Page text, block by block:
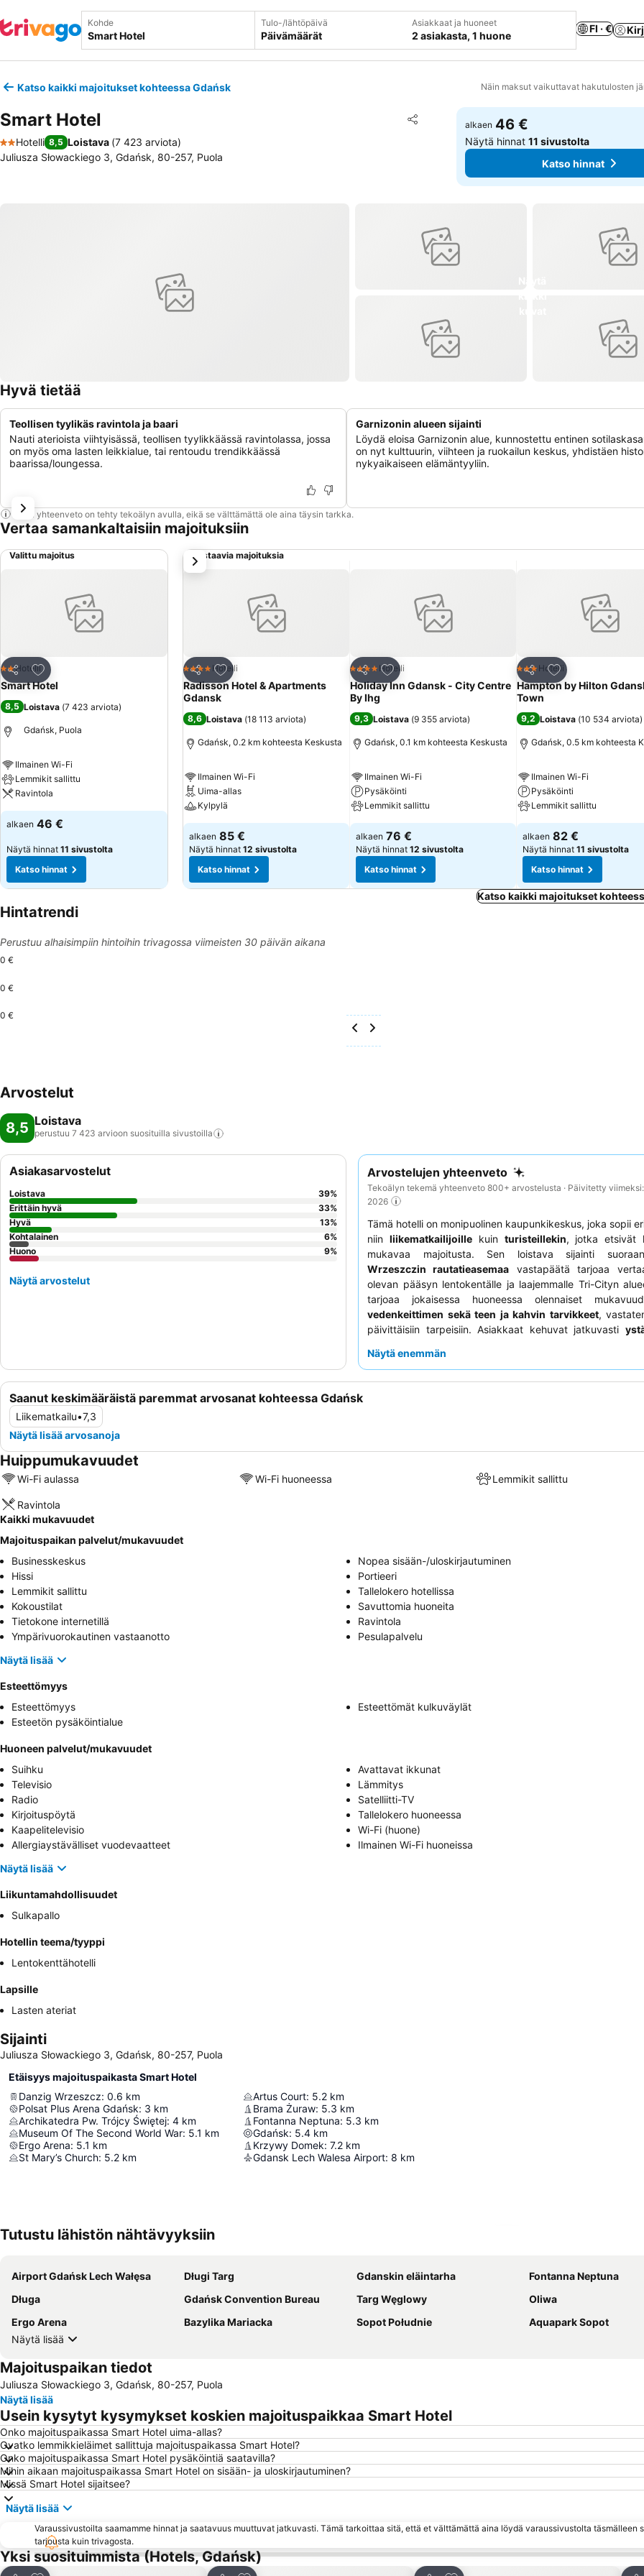
Kohde Tulo-/lähtöpäivä
Päivämäärät
Asiakkaat ja huoneet
2 asiakasta, 1 huone
FI · €
Katso kaikki majoitukset kohteessa Gdańsk Näin maksut vaikuttavat hakutulosten
Smart Hotel Jaa
Lisää suosikkeihin
2 Tähtiluokitus
Hotelli 8,5 Loistava (7 423 arviota)
Juliusza Słowackiego 3, Gdańsk, 80-257, Puola
alkaen 46 €
Näytä hinnat11 sivustolta
Katso hinnat
Hyvä tietää
Teollisen tyylikäs ravintola ja baari
Nauti aterioista viihtyisässä, teollisen tyylikkäässä ravintolassa, jossa
on myös oma lasten leikkialue, tai rentoudu trendikkäässä
baarissa/loungessa.
Garnizonin alueen sijainti
Löydä eloisa Garnizonin alue, kunnostettu entinen
on nyt kulttuurin, viihteen ja ruokailun keskus, yhdistäen
nykyaikaiseen elämäntyyliin.
Tämä yhteenveto on tehty tekoälyn avulla, eikä se välttämättä ole aina täysin tarkka.
Vertaa samankaltaisiin majoituksiin
Valittu majoitus
Jaa
Lisää suosikkeihin
2 Tähtiluokitus
Hotelli
Smart Hotel
8,5 Loistava (7 423 arviota)
Gdańsk, Puola
Ilmainen Wi-Fi
Lemmikit sallittu
Ravintola
alkaen 46 €
Näytä hinnat 11 sivustolta
Katso hinnat
Vastaavia majoituksia
Jaa
Lisää suosikkeihin
4 Tähtiluokitus
Hotelli
Radisson Hotel & Apartments
Gdansk
8,6 Loistava (18 113 arviota)
Gdańsk, 0.2 km kohteesta Keskusta
Ilmainen Wi-Fi
Uima-allas
Kylpylä
alkaen 85 €
Näytä hinnat 12 sivustolta
Katso hinnat
Jaa
Lisää suosikkeihin
4 Tähtiluokitus
Hotelli
Holiday Inn Gdansk - City Centre
By Ihg
9,3 Loistava (9 355 arviota)
Gdańsk, 0.1 km kohteesta Keskusta
Ilmainen Wi-Fi
Pysäköinti
Lemmikit sallittu
alkaen 76 €
Näytä hinnat 12 sivustolta
Katso hinnat
Jaa
Lisää suosikkeihin
3 Tähtiluokitus
Hotelli
Hampton by Hilton
Town
9,2 Loistava (10 534 arviota)
Gdańsk, 0.5 km kohteesta
Ilmainen Wi-Fi
Pysäköinti
Lemmikit sallittu
alkaen 82 €
Näytä hinnat 11 sivustolta
Katso hinnat
seuraava
Katso kaikki majoitukset
Hintatrendi
Perustuu alhaisimpiin hintoihin trivagossa viimeisten 30 päivän aikana
0 €
0 €
0 €
Arvostelut
8,5 Loistava
perustuu 7 423 arvioon suosituilla sivustoilla
Arvostelujen yhteenveto
Tekoälyn tekemä yhteenveto 800+ arvostelusta · Päivitetty
2026
Tämä hotelli on monipuolinen kaupunkikeskus, joka sopii
niin liikematkailijoillekuin turisteillekin, jotka etsivät
mukavaa majoitusta. Sen loistava sijainti
Wrzeszczin rautatieasemaa vastapäätä tarjoaa
olevan pääsyn lentokentälle ja laajemmalle Tri-Cityn
tarjoaa jokaisessa huoneessa olennaiset
vedenkeittimen sekä teen ja kahvin tarvikkeet,
päivittäisiin tarpeisiin. Asiakkaat kehuvat jatkuvasti
aamiaisbuffetia. Rauhallisempaa kokemusta kaipaavien
Näytä enemmän
Saanut keskimääräistä paremmat arvosanat kohteessa Gdańsk
Liikematkailu•7,3
Näytä lisää arvosanoja
Asiakasarvostelut
Loistava 39%
Erittäin hyvä
33%
Hyvä
13%
Kohtalainen
6%
Huono
9%
Näytä arvostelut
Huippumukavuudet
Wi-Fi aulassa Wi-Fi huoneessa Lemmikit sallittu
Ravintola
Kaikki mukavuudet
Majoituspaikan palvelut/mukavuudet
Businesskeskus
Nopea sisään-/uloskirjautuminen
Hissi
Portieeri
Lemmikit sallittu
Tallelokero hotellissa
Kokoustilat
Savuttomia huoneita
Tietokone internetillä
Ravintola
Ympärivuorokautinen vastaanotto
Pesulapalvelu
Näytä lisää
Esteettömyys
Esteettömyys
Esteettömät kulkuväylät
Esteetön pysäköintialue
Huoneen palvelut/mukavuudet
Suihku
Avattavat ikkunat
Televisio
Lämmitys
Radio
Satelliitti-TV
Kirjoituspöytä
Tallelokero huoneessa
Kaapelitelevisio
Wi-Fi (huone)
Allergiaystävälliset vuodevaatteet
Ilmainen Wi-Fi huoneissa
Näytä lisää
Liikuntamahdollisuudet
Sulkapallo
Hotellin teema/tyyppi
Lentokenttähotelli
Lapsille
Lasten ateriat
Sijainti
Juliusza Słowackiego 3, Gdańsk, 80-257, Puola
Etäisyys majoituspaikasta Smart Hotel
Danzig Wrzeszcz: 0.6 km
Polsat Plus Arena Gdańsk: 3 km
Archikatedra Pw. Trójcy Świętej: 4 km
Museum Of The Second World War: 5.1 km
Ergo Arena: 5.1 km
St Mary’s Church: 5.2 km
Artus Court: 5.2 km
Brama Żuraw: 5.3 km
Fontanna Neptuna: 5.3 km
Gdańsk: 5.4 km
Krzywy Domek: 7.2 km
Gdansk Lech Walesa Airport: 8 km
Tutustu lähistön nähtävyyksiin
Airport Gdańsk Lech Wałęsa Długi Targ Gdanskin eläintarha
Fontanna Neptuna
Długa
Gdańsk Convention Bureau Targ Węglowy
Oliwa
Ergo Arena
Bazylika Mariacka Sopot Południe
Aquapark Sopot
Näytä lisää
Majoituspaikan tiedot
Juliusza Słowackiego 3, Gdańsk, 80-257, Puola
Näytä lisää
Usein kysytyt kysymykset koskien majoituspaikkaa Smart Hotel
Onko majoituspaikassa Smart Hotel uima-allas?
Ovatko lemmikkieläimet sallittuja majoituspaikassa Smart Hotel?
Onko majoituspaikassa Smart Hotel pysäköintiä saatavilla?
Mihin aikaan majoituspaikassa Smart Hotel on sisään- ja uloskirjautuminen?
Missä Smart Hotel sijaitsee?
Näytä lisää
Varaussivustoilta saamamme hinnat ja saatavuus muuttuvat jatkuvasti. Tämä tarkoittaa sitä, että et välttämättä aina löydä varaussivustolta täsmälleen
tarjousta kuin trivagosta.
Yksi suosituimmista (Hotels, Gdańsk)